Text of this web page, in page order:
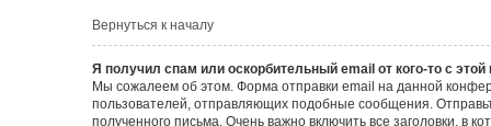
Вернуться к началу
Я получил спам или оскорбительный email от кого-то с
Мы сожалеем об этом. Форма отправки email на данной
пользователей, отправляющих подобные сообщения.
полученного письма. Очень важно включить все заголовки, в